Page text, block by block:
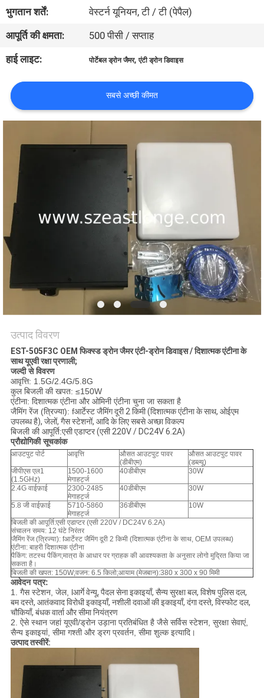
गुणवत्ता
नियंत्रण
संपर्क
करें
मामलों
एक
उद्धरण
अनुरोध
करें
साइटमैप
PRIVACY
POLICY
भुगतान शर्तें:
वेस्टर्न यूनियन, टी / टी (पेपैल)
आपूर्ति की क्षमता:
500 पीसी / सप्ताह
हाई लाइट:
पोर्टेबल ड्रोन जैमर,एंटी ड्रोन डिवाइस
सबसे अच्छी कीमत
उत्पाद विवरण
EST-505F3C OEM फिक्स्ड ड्रोन जैमर एंटी-ड्रोन डिवाइस / दिशात्मक एंटीना के
साथ यूएवी रक्षा प्रणाली;
जल्दी से विवरण
आवृत्ति: 1.5G/2.4G/5.8G
कुल बिजली की खपत: ≤150W
एंटीना: दिशात्मक एंटीना और ओमिनी एंटीना चुना जा सकता है
जैमिंग रेंज (त्रिज्या): fआर्टेस्ट जैमिंग दूरी 2 किमी (दिशात्मक एंटीना के साथ, ओईएम
उपलब्ध है), जेलों, गैस स्टेशनों, आदि के लिए सबसे अच्छा विकल्प
बिजली की आपूर्ति:एसी एडाप्टर (एसी 220V / DC24V 6.2A)
प्रौद्योगिकी सूचकांक
आउटपुट पोर्ट आवृत्ति
औसत आउटपुट पावर
(डीबीएम)
औसत आउटपुट पावर
(डब्ल्यू)
जीपीएस एल1
(1.5GHz)
1500-1600
मेगाहर्ट्ज
40डीबीएम 30W
2.4G वाईफ़ाई
2300-2485
मेगाहर्ट्ज
40डीबीएम 30W
5.8 जी वाईफ़ाई
5710-5860
मेगाहर्ट्ज
36डीबीएम 10W
बिजली की आपूर्ति:एसी एडाप्टर (एसी 220V / DC24V 6.2A)
संचालन समय: 12 घंटे निरंतर
जैमिंग रेंज (त्रिज्या): fआर्टेस्ट जैमिंग दूरी 2 किमी (दिशात्मक एंटीना के साथ, OEM उपलब्ध)
एंटीना: बाहरी दिशात्मक एंटीना
पैकिंग: तटस्थ पैकिंग;मात्रा के आधार पर ग्राहक की आवश्यकता के अनुसार लोगो मुद्रित किया जा
सकता है।
बिजली की खपत: 150W;वजन: 6.5 किलो;आयाम (मेजबान):380 x 300 x 90 मिमी
आवेदन पत्र:
1. गैस स्टेशन, जेल, lआर्गे वेन्यू, पैदल सेना इकाइयाँ, सैन्य सुरक्षा बल, विशेष पुलिस दल,
बम दस्ते, आतंकवाद विरोधी इकाइयाँ, नशीली दवाओं की इकाइयाँ, दंगा दस्ते, विस्फोट दल,
चौकियाँ, बंधक वार्ता और सीमा नियंत्रण
2. ऐसे स्थान जहां यूएवी/ड्रोन उड़ाना प्रतिबंधित है जैसे सर्विस स्टेशन, सुरक्षा सेवाएं,
सैन्य इकाइयां, सीमा गश्ती और ड्रग प्रवर्तन, सीमा शुल्क इत्यादि।
उत्पाद तस्वीरें: